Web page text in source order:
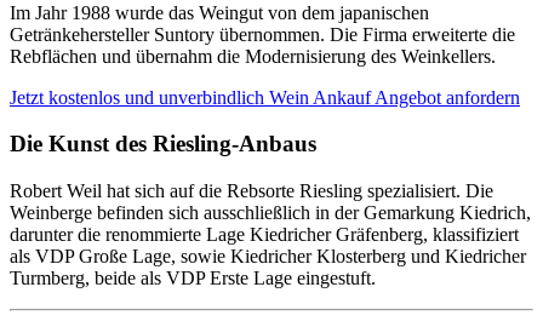
Im Jahr 1988 wurde das Weingut von dem japanischen
Getränkehersteller Suntory übernommen. Die Firma erweiterte die
Rebflächen und übernahm die Modernisierung des Weinkellers.
Jetzt kostenlos und unverbindlich Wein Ankauf Angebot anfordern
Die Kunst des Riesling-Anbaus
Robert Weil hat sich auf die Rebsorte Riesling spezialisiert. Die
Weinberge befinden sich ausschließlich in der Gemarkung Kiedrich,
darunter die renommierte Lage Kiedricher Gräfenberg, klassifiziert
als VDP Große Lage, sowie Kiedricher Klosterberg und Kiedricher
Turmberg, beide als VDP Erste Lage eingestuft.